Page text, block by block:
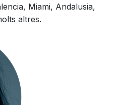
Miami, Andalusia,
altres.